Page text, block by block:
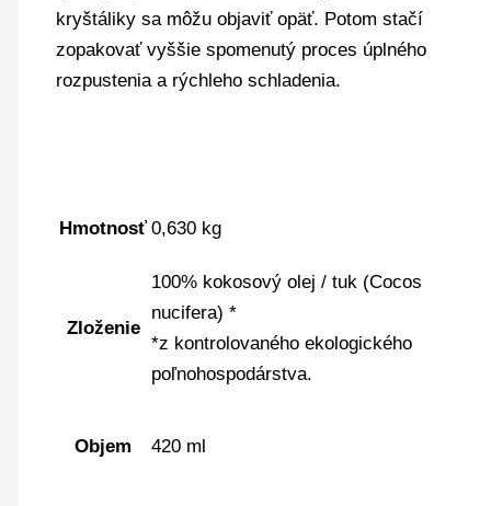
kryštáliky sa môžu objaviť opäť. Potom stačí
zopakovať vyššie spomenutý proces úplného
rozpustenia a rýchleho schladenia.
Hmotnosť 0,630 kg
Zloženie
100% kokosový olej / tuk (Cocos
nucifera) *
*z kontrolovaného ekologického
poľnohospodárstva.
Objem 420 ml